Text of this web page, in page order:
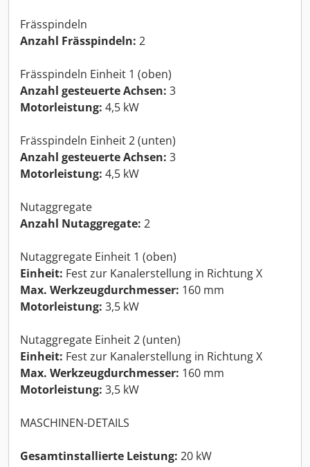
Frässpindeln
Anzahl Frässpindeln: 2
Frässpindeln Einheit 1 (oben)
Anzahl gesteuerte Achsen: 3
Motorleistung: 4,5 kW
Frässpindeln Einheit 2 (unten)
Anzahl gesteuerte Achsen: 3
Motorleistung: 4,5 kW
Nutaggregate
Anzahl Nutaggregate: 2
Nutaggregate Einheit 1 (oben)
Einheit: Fest zur Kanalerstellung in Richtung X
Max. Werkzeugdurchmesser: 160 mm
Motorleistung: 3,5 kW
Nutaggregate Einheit 2 (unten)
Einheit: Fest zur Kanalerstellung in Richtung X
Max. Werkzeugdurchmesser: 160 mm
Motorleistung: 3,5 kW
MASCHINEN-DETAILS
Gesamtinstallierte Leistung: 20 kW